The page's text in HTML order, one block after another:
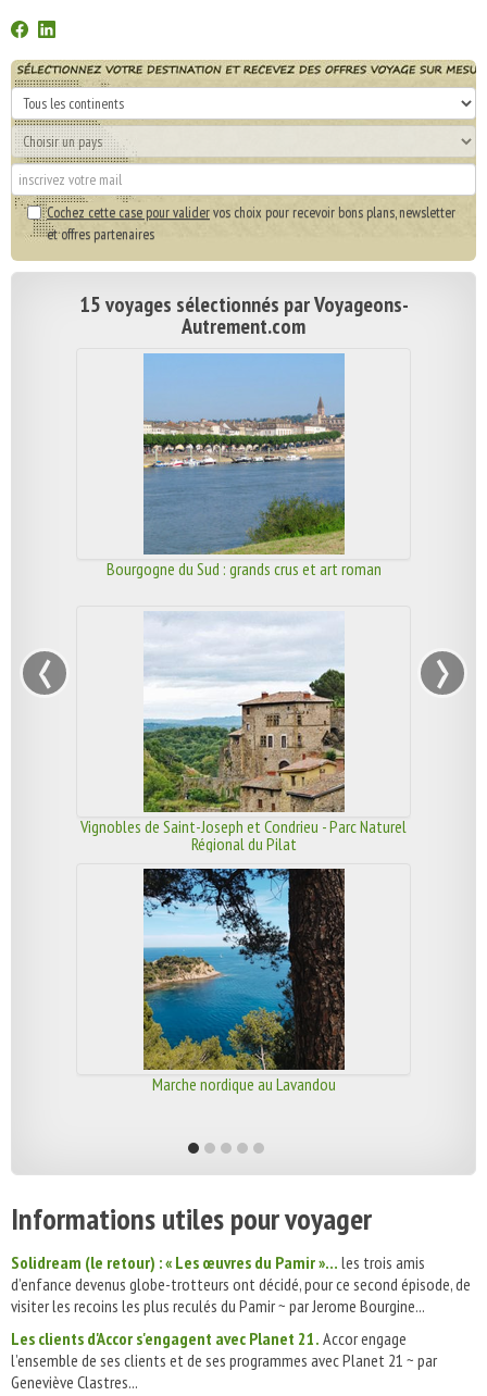
Cochez cette case pour validervos choix pour recevoir bons plans, newsletter
et offres partenaires
15 voyages sélectionnés par Voyageons-
Autrement.com
Bourgogne du Sud : grands crus et art roman
Vignobles de Saint-Joseph et Condrieu - Parc Naturel
Régional du Pilat
Marche nordique au Lavandou
‹ ›
Informations utiles pour voyager
Solidream (le retour) : « Les œuvres du Pamir »… les trois amis
d’enfance devenus globe-trotteurs ont décidé, pour ce second épisode, de
visiter les recoins les plus reculés du Pamir ~ par Jerome Bourgine...
Les clients d'Accor s'engagent avec Planet 21. Accor engage
l’ensemble de ses clients et de ses programmes avec Planet 21 ~ par
Geneviève Clastres...